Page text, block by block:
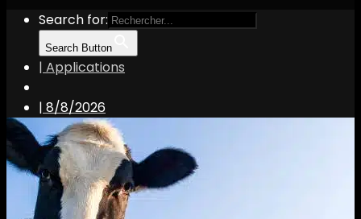
Search for:
Search Button
| Applications
| 8/8/2026